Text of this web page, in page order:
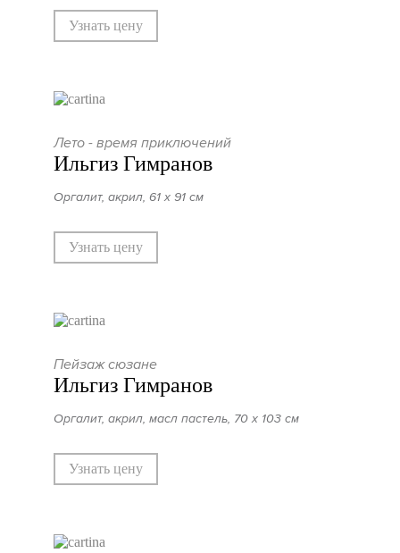
Узнать цену
Лето - время приключений
Ильгиз Гимранов
Оргалит, акрил, 61 х 91 см
Узнать цену
Пейзаж сюзане
Ильгиз Гимранов
Оргалит, акрил, масл пастель, 70 х 103 см
Узнать цену